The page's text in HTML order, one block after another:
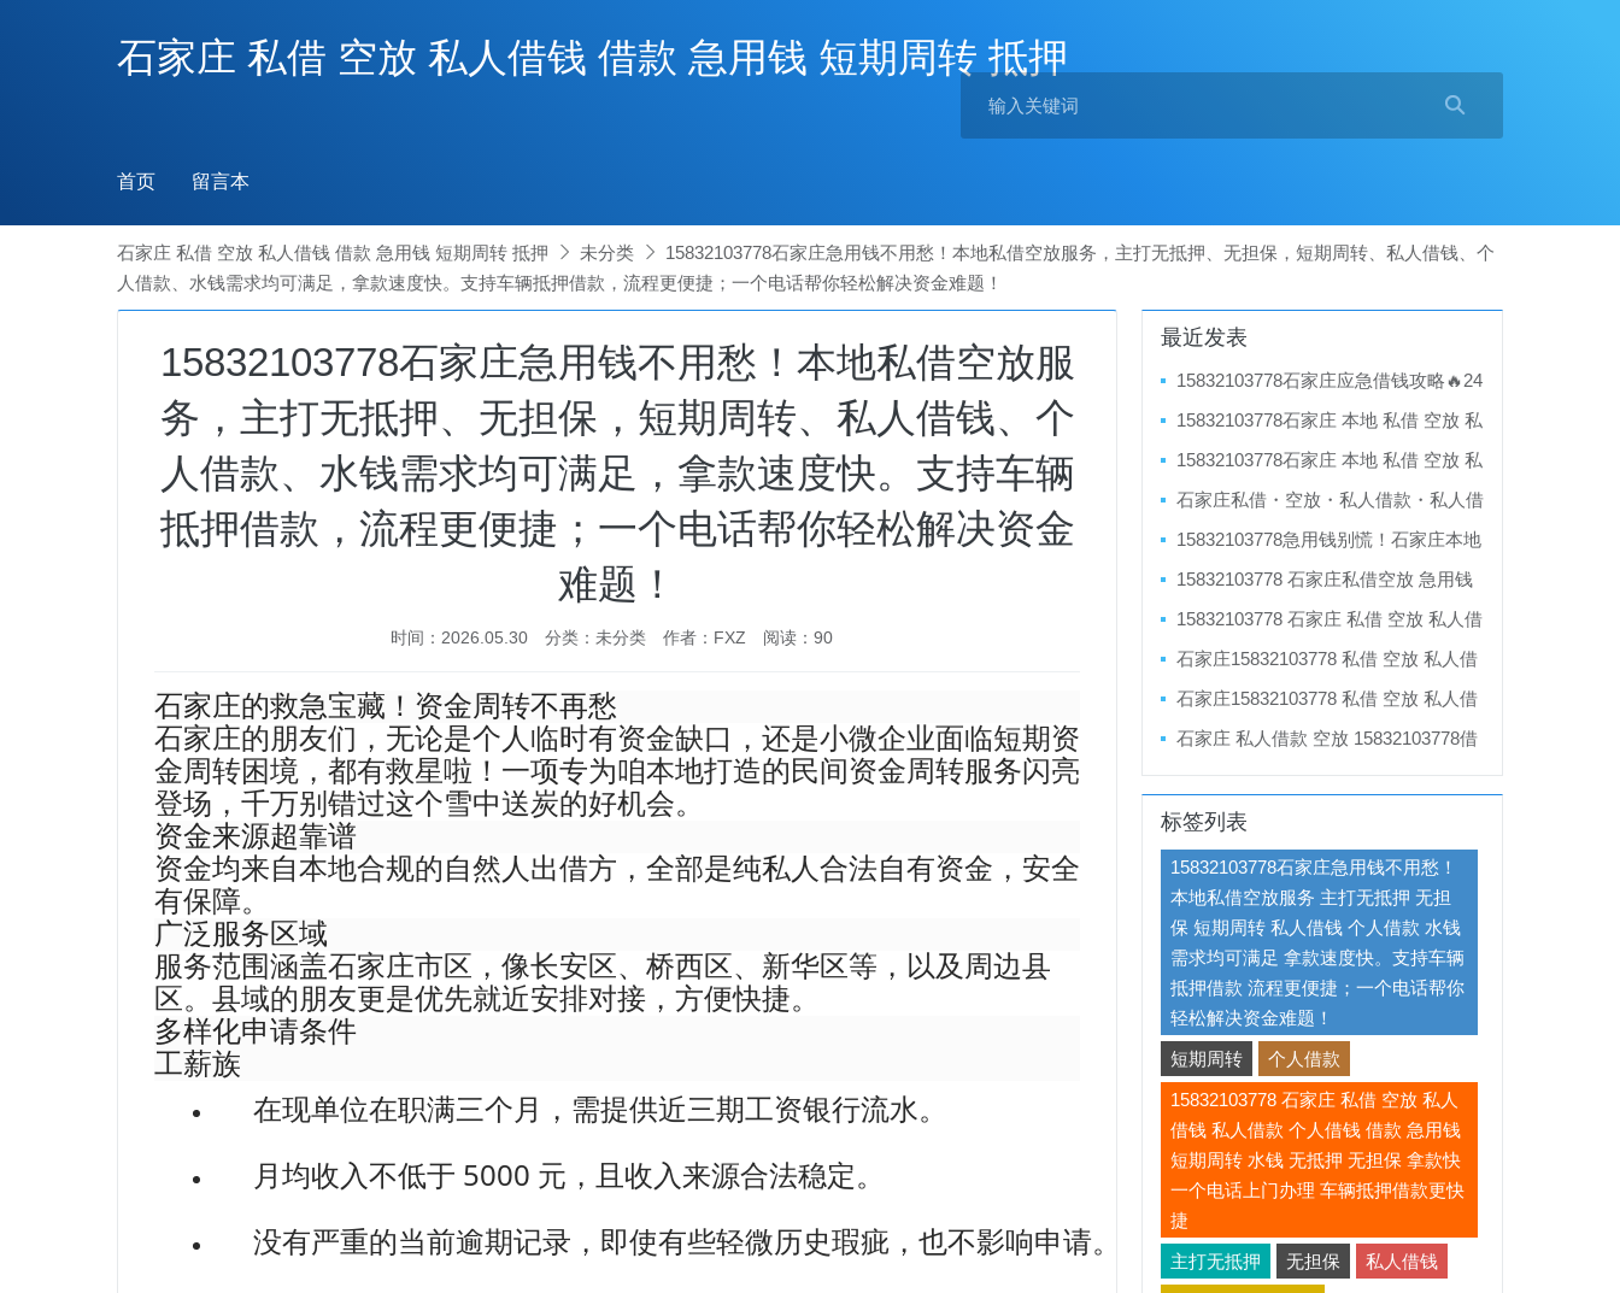
石家庄 私借 空放 私人借钱 借款 急用钱 短期周转 抵押

首页 留言本
石家庄 私借 空放 私人借钱 借款 急用钱 短期周转 抵押  未分类 
15832103778石家庄急用钱不用愁！本地私借空放服务，主打无抵押、无担保，短期周转、私人借钱、个
人借款、水钱需求均可满足，拿款速度快。支持车辆抵押借款，流程更便捷；一个电话帮你轻松解决资金难题！
15832103778石家庄急用钱不用愁！本地私借空放服
务，主打无抵押、无担保，短期周转、私人借钱、个
人借款、水钱需求均可满足，拿款速度快。支持车辆
抵押借款，流程更便捷；一个电话帮你轻松解决资金
难题！
时间：2026.05.30 分类： 未分类 作者：FXZ 阅读：90
石家庄的救急宝藏！资金周转不再愁
石家庄的朋友们，无论是个人临时有资金缺口，还是小微企业面临短期资
金周转困境，都有救星啦！一项专为咱本地打造的民间资金周转服务闪亮
登场，千万别错过这个雪中送炭的好机会。
资金来源超靠谱
资金均来自本地合规的自然人出借方，全部是纯私人合法自有资金，安全
有保障。
广泛服务区域
服务范围涵盖石家庄市区，像长安区、桥西区、新华区等，以及周边县
区。县域的朋友更是优先就近安排对接，方便快捷。
多样化申请条件
工薪族
在现单位在职满三个月，需提供近三期工资银行流水。
月均收入不低于 5000 元，且收入来源合法稳定。
没有严重的当前逾期记录，即使有些轻微历史瑕疵，也不影响申请。
最近发表
15832103778石家庄应急借钱攻略🔥24
小时私借空放，无抵押当天拿钱 石家庄
15832103778石家庄 本地 私借 空放 私
人借钱 借款 个人借钱 急用钱 资金周转
业贷款咨询服务，助您轻松融资！
15832103778石家庄 本地 私借 空放 私
人借钱 借款 个人借钱 急用钱 资金周转
石家庄私借・空放・私人借款・私人借
钱・个人借钱 | 借款急用钱短期周转水钱
15832103778急用钱别慌！石家庄本地
私借空放服务，无抵押无担保，私人借
15832103778 石家庄私借空放 急用钱
不用等 当天拿钱------本地人的私人借钱
15832103778 石家庄 私借 空放 私人借
钱 私人借款 个人借钱 借款 急用钱 短期
话上门办理 车辆抵押借款更快捷
石家庄15832103778 私借 空放 私人借
款 急用钱 私人借钱 无抵押 无担保 拿款
捷
石家庄15832103778 私借 空放 私人借
款 急用钱 私人借钱 无抵押 无担保 拿款
石家庄 私人借款 空放 15832103778借
押 当天下款
标签列表
15832103778石家庄急用钱不用愁！
本地私借空放服务 主打无抵押 无担
保 短期周转 私人借钱 个人借款 水钱
需求均可满足 拿款速度快。支持车辆
抵押借款 流程更便捷；一个电话帮你
轻松解决资金难题！
短期周转
个人借款
15832103778 石家庄 私借 空放 私人
借钱 私人借款 个人借钱 借款 急用钱
短期周转 水钱 无抵押 无担保 拿款快
一个电话上门办理 车辆抵押借款更快
捷
主打无抵押
无担保
私人借钱